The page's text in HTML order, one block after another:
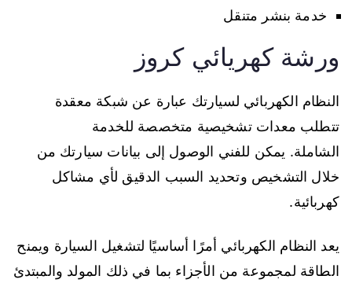
خدمة بنشر متنقل
ورشة كهريائي كروز
النظام الكهربائي لسيارتك عبارة عن شبكة معقدة
تتطلب معدات تشخيصية متخصصة للخدمة
الشاملة. يمكن للفني الوصول إلى بيانات سيارتك من
خلال التشخيص وتحديد السبب الدقيق لأي مشاكل
كهربائية.
يعد النظام الكهربائي أمرًا أساسيًا لتشغيل السيارة ويمنح
الطاقة لمجموعة من الأجزاء بما في ذلك المولد والمبتدئ